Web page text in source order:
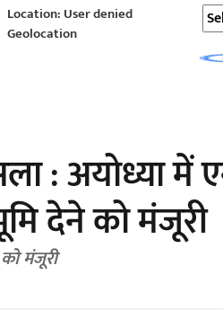
Location: User denied
Geolocation
: अयोध्या में
देने को मंजूरी
मंजूरी